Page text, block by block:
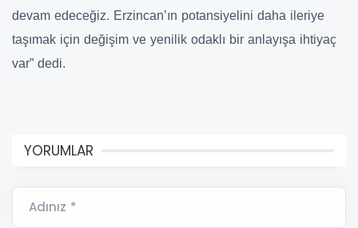
devam edeceğiz. Erzincan’ın potansiyelini daha ileriye
taşımak için değişim ve yenilik odaklı bir anlayışa ihtiyaç
var” dedi.
YORUMLAR
Adınız *